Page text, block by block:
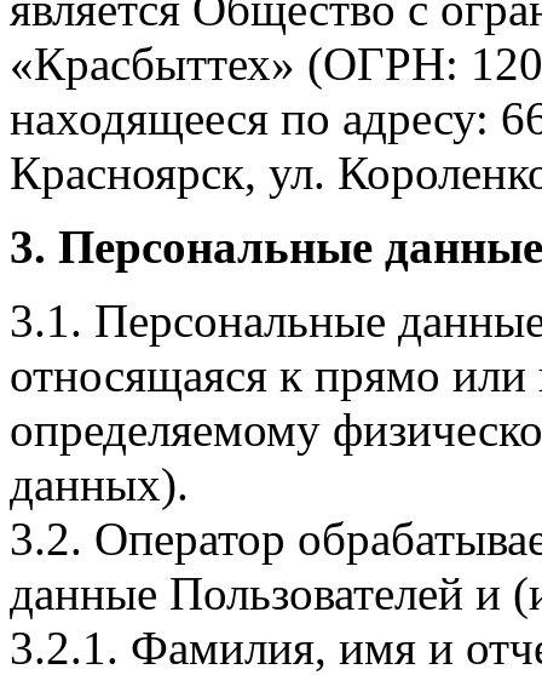
«Красбыттех» (ОГРН:
находящееся по адресу:
Красноярск, ул.
3. Персональные
3.1. Персональные
относящаяся к прямо
определяемому
данных).
3.2. Оператор
данные Пользователей и
3.2.1. Фамилия, имя и